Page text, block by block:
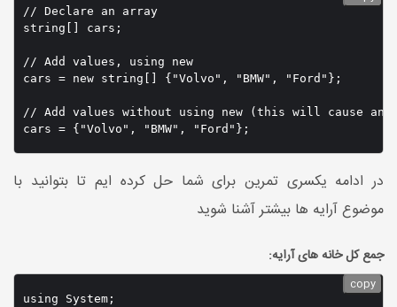
// Declare an array
string[] cars;
// Add values, using new
cars = new string[] {"Volvo", "BMW", "Ford"};
// Add values without using new (this will cause an
cars = {"Volvo", "BMW", "Ford"};
در ادامه یکسری تمرین برای شما حل کرده ایم تا بتوانید با
موضوع آرایه ها بیشتر آشنا شوید
جمع کل خانه های آرایه:
using System;
copy